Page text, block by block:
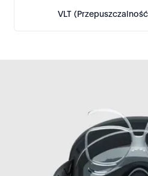
VLT (Przepuszczalność